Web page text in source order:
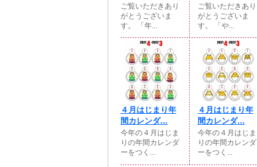
ご覧いただきあり
がとうございま
す。 「年...
ご覧いただきあり
がとうございま
す。 「や...
４月はじまり年
間カレンダ...
今年の４月はじま
りの年間カレンダ
ーをつく...
４月はじまり年
間カレンダ...
今年の４月はじま
りの年間カレンダ
ーをつく...